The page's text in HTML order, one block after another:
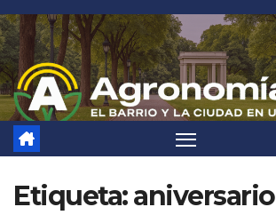
Saltar
al
contenido
Etiqueta:aniversario